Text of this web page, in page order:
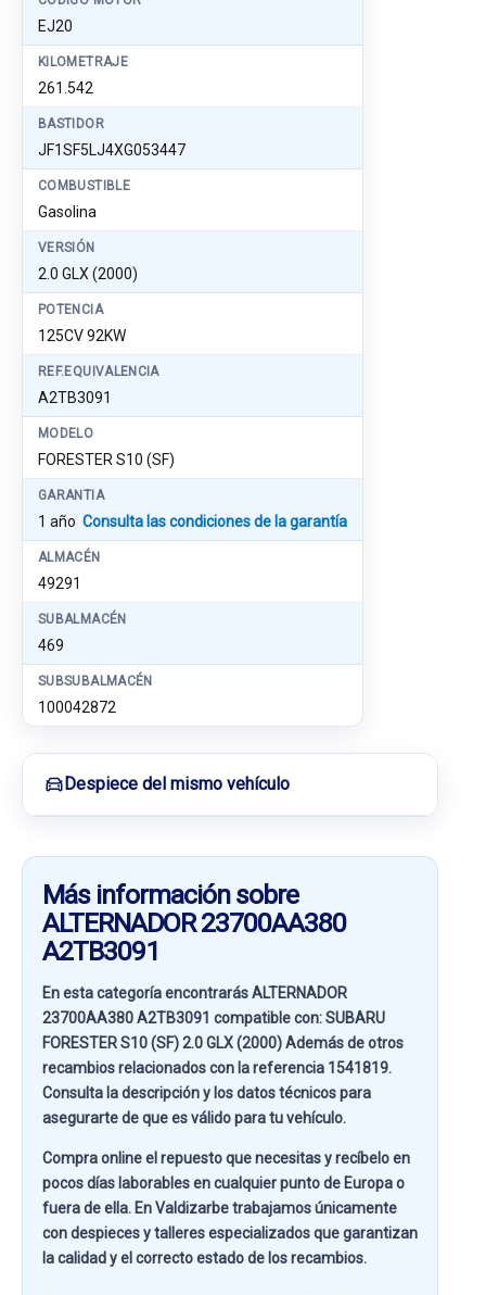
EJ20
KILOMETRAJE
261.542
BASTIDOR
JF1SF5LJ4XG053447
COMBUSTIBLE
Gasolina
VERSIÓN
2.0 GLX (2000)
POTENCIA
125CV 92KW
REF.EQUIVALENCIA
A2TB3091
MODELO
FORESTER S10 (SF)
GARANTIA
1 año Consulta las condiciones de la garantía
ALMACÉN
49291
SUBALMACÉN
469
SUBSUBALMACÉN
100042872
Despiece del mismo vehículo
Más información sobre
ALTERNADOR 23700AA380
A2TB3091
En esta categoría encontrarás ALTERNADOR
23700AA380 A2TB3091 compatible con:SUBARU
FORESTER S10 (SF) 2.0 GLX (2000)Además de otros
recambios relacionados con la referencia 1541819.
Consulta la descripción y los datos técnicos para
asegurarte de que es válido para tu vehículo.
Compra online el repuesto que necesitas y recíbelo en
pocos días laborables en cualquier punto de Europa o
fuera de ella. EnValdizarbetrabajamos únicamente
con despieces y talleres especializados que garantizan
la calidad y el correcto estado de los recambios.